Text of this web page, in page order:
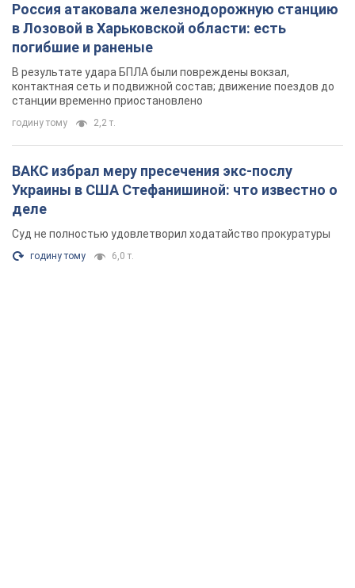
Россия атаковала железнодорожную станцию
в Лозовой в Харьковской области: есть
погибшие и раненые
В результате удара БПЛА были повреждены вокзал,
контактная сеть и подвижной состав; движение поездов до
станции временно приостановлено
годину тому 2,2 т.
ВАКС избрал меру пресечения экс-послу
Украины в США Стефанишиной: что известно о
деле
Суд не полностью удовлетворил ходатайство прокуратуры
годину тому 6,0 т.